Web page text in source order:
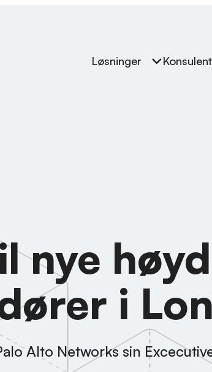
Løsninger
Konsulent
nye
i
Alto Networks sin